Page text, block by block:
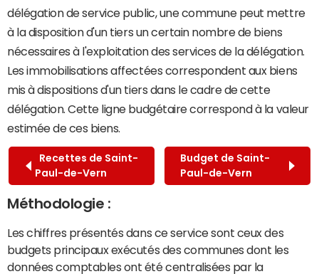
délégation de service public, une commune peut mettre
à la disposition d'un tiers un certain nombre de biens
nécessaires à l'exploitation des services de la délégation.
Les immobilisations affectées correspondent aux biens
mis à dispositions d'un tiers dans le cadre de cette
délégation. Cette ligne budgétaire correspond à la valeur
estimée de ces biens.
Recettes de Saint-
Paul-de-Vern
Budget de Saint-
Paul-de-Vern
Méthodologie :
Les chiffres présentés dans ce service sont ceux des
budgets principaux exécutés des communes dont les
données comptables ont été centralisées par la